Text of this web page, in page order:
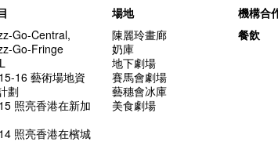
「照亮
UP有
The
Go-Central,
Go-Fringe
16 藝術場地資
劃
照亮香港在新加
照亮香港在檳城
場地
陳麗玲畫廊
奶庫
地下劇場
賽馬會劇場
藝穗會冰庫
美食劇場
機構合
餐飲